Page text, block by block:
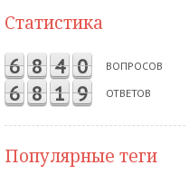
Статистика
6 8 4 0 ВОПРОСОВ
6 8 1 9 ОТВЕТОВ
Популярные теги